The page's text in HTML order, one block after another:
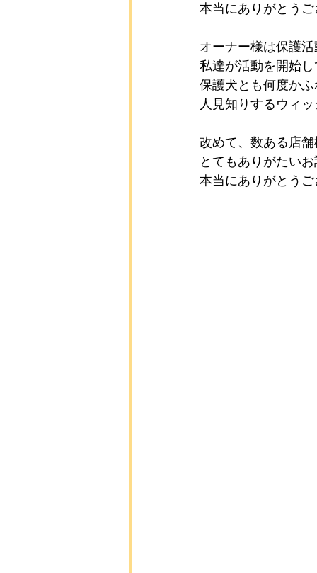
本当にありがとう
オーナー様は保護
私達が活動を開始
保護犬とも何度か
人見知りするウィ
改めて、数ある店
とてもありがたい
本当にありがとう